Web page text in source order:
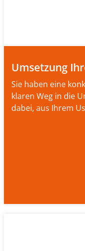
Umsetzung
Sie haben eine
klaren Weg in die
dabei, aus Ihrem